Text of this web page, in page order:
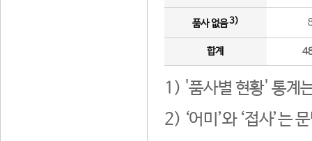
품사 없음3)
합계
1) '품사별 현황' 통계
2) ‘어미’와 ‘접사’는